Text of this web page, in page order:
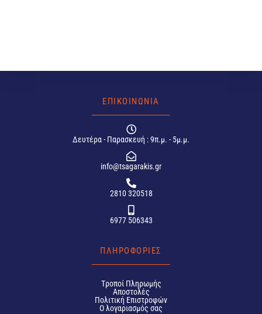
ΕΠΙΚΟΙΝΩΝΙΑ
Δευτέρα - Παρασκευή : 9π.μ. - 5μ.μ.
info@tsagarakis.gr
2810 320518
6977 506343
ΠΛΗΡΟΦΟΡΙΕΣ
Tροποί Πληρωμής
Αποστολές
Πολιτική Επιστροφών
Ο λογαριασμός σας